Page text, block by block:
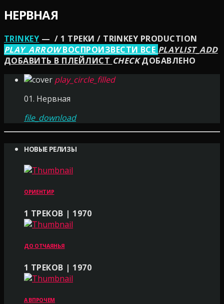
НЕРВНАЯ
TRINKEY — / 1 ТРЕКИ / TRINKEY PRODUCTION
PLAY_ARROWВОСПРОИЗВЕСТИ ВСЕ PLAYLIST_ADD
ДОБАВИТЬ В ПЛЕЙЛИСТ CHECKДОБАВЛЕНО
play_circle_filled
01. Нервная
file_download
НОВЫЕ РЕЛИЗЫ
ОРИЕНТИР
1 ТРЕКОВ | 1970
ДО ОТЧАЯНЬЯ
1 ТРЕКОВ | 1970
А ВПРОЧЕМ